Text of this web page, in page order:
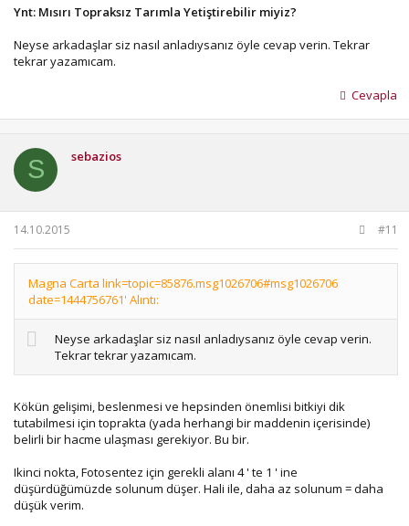
Ynt: Mısırı Topraksız Tarımla Yetiştirebilir miyiz?
Neyse arkadaşlar siz nasıl anladıysanız öyle cevap verin. Tekrar
tekrar yazamıcam.
Cevapla
S sebazios
14.10.2015 #11
Magna Carta link=topic=85876.msg1026706#msg1026706
date=1444756761' Alıntı:
Neyse arkadaşlar siz nasıl anladıysanız öyle cevap verin.
Tekrar tekrar yazamıcam.
Kökün gelişimi, beslenmesi ve hepsinden önemlisi bitkiyi dik
tutabilmesi için toprakta (yada herhangi bir maddenin içerisinde)
belirli bir hacme ulaşması gerekiyor. Bu bir.
Ikinci nokta, Fotosentez için gerekli alanı 4 ' te 1 ' ine
düşürdüğümüzde solunum düşer. Hali ile, daha az solunum = daha
düşük verim.